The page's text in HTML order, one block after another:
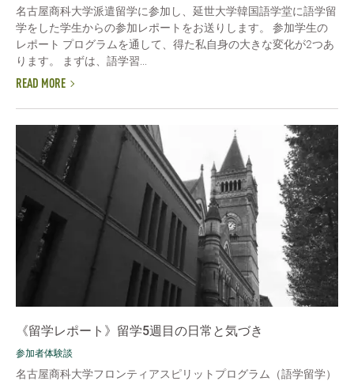
名古屋商科大学派遣留学に参加し、延世大学韓国語学堂に語学留
学をした学生からの参加レポートをお送りします。 参加学生の
レポート プログラムを通して、得た私自身の大きな変化が2つあ
ります。 まずは、語学習...
READ MORE
《留学レポート》留学5週目の日常と気づき
参加者体験談
名古屋商科大学フロンティアスピリットプログラム（語学留学）